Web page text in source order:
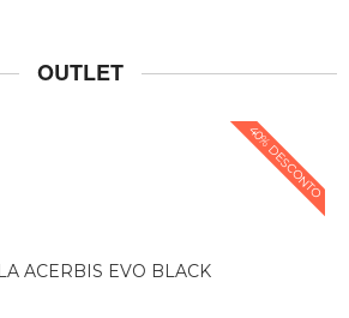
OUTLET
40% DESCONTO